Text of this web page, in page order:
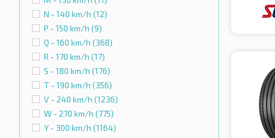
N - 140 km/h (12)
P - 150 km/h (9)
Q - 160 km/h (368)
R - 170 km/h (17)
S - 180 km/h (176)
T - 190 km/h (356)
V - 240 km/h (1236)
W - 270 km/h (775)
Y - 300 km/h (1164)